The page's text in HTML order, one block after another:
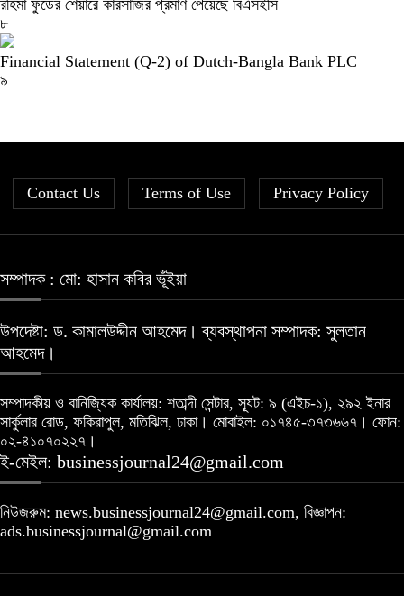
রহিমা ফুডের শেয়ারে কারসাজির প্রমাণ পেয়েছে বিএসইসি
৮
Financial Statement (Q-2) of Dutch-Bangla Bank PLC
৯
Contact Us Terms of Use Privacy Policy
সম্পাদক : মো: হাসান কবির ভূঁইয়া
উপদেষ্টা: ড. কামালউদ্দীন আহমেদ। ব্যবস্থাপনা সম্পাদক: সুলতান
আহমেদ।
সম্পাদকীয় ও বানিজ্যিক কার্যালয়: শতাব্দী সেন্টার, স্যূট: ৯ (এইচ-১), ২৯২ ইনার
সার্কুলার রোড, ফকিরাপুল, মতিঝিল, ঢাকা। মোবাইল: ০১৭৪৫-৩৭৩৬৬৭। ফোন:
০২-৪১০৭০২২৭।
ই-মেইল: businessjournal24@gmail.com
নিউজরুম: news.businessjournal24@gmail.com, বিজ্ঞাপন:
ads.businessjournal@gmail.com